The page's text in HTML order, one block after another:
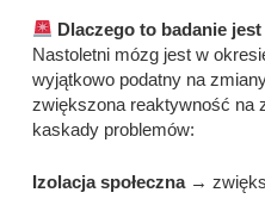
Dlaczego to badanie
Nastoletni mózg jest w
wyjątkowo podatny na
zwiększona reaktywność na
kaskady problemów:
Izolacja społeczna→